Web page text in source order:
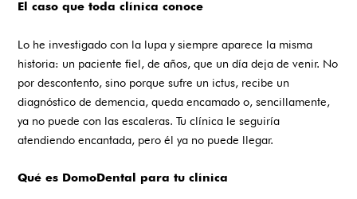
El caso que toda clínica conoce
Lo he investigado con la lupa y siempre aparece la misma
historia: un paciente fiel, de años, que un día deja de venir. No
por descontento, sino porque sufre un ictus, recibe un
diagnóstico de demencia, queda encamado o, sencillamente,
ya no puede con las escaleras. Tu clínica le seguiría
atendiendo encantada, pero él ya no puede llegar.
Qué es DomoDental para tu clínica